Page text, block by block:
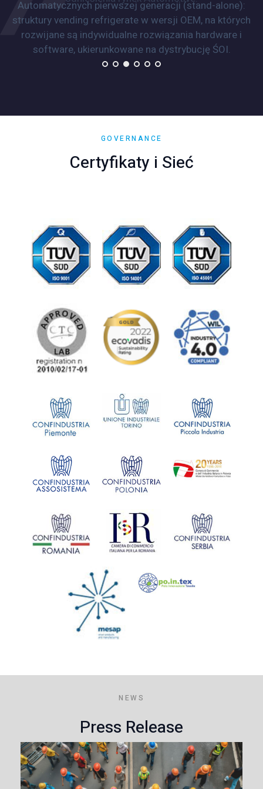
Automatycznych pierwszej generacji (stand-alone):
struktury vending refrigerate w wersji OEM, na których
rozwijane są indywidualne rozwiązania hardware i
software, ukierunkowane na dystrybucję ŚOI.
GOVERNANCE
Certyfikaty i Sieć
NEWS
Press Release